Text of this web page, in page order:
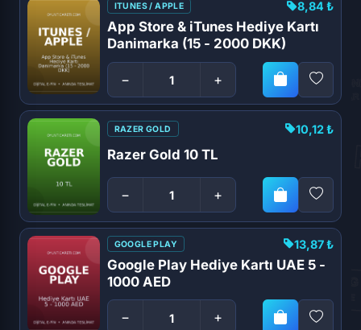
ITUNES / APPLE
App Store & iTunes Hediye Kartı
Danimarka (15 - 2000 DKK)
− +
8,84 ₺
RAZER GOLD
Razer Gold 10 TL
− +
10,12 ₺
GOOGLE PLAY
Google Play Hediye Kartı UAE 5 -
1000 AED
− +
13,87 ₺